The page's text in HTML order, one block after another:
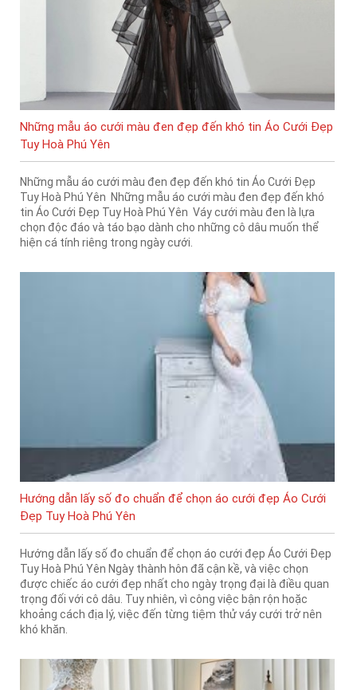
Những mẫu áo cưới màu đen đẹp đến khó tin Áo Cưới Đẹp
Tuy Hoà Phú Yên
Những mẫu áo cưới màu đen đẹp đến khó tin Áo Cưới Đẹp
Tuy Hoà Phú Yên Những mẫu áo cưới màu đen đẹp đến khó
tin Áo Cưới Đẹp Tuy Hoà Phú Yên Váy cưới màu đen là lựa
chọn độc đáo và táo bạo dành cho những cô dâu muốn thể
hiện cá tính riêng trong ngày cưới.
Hướng dẫn lấy số đo chuẩn để chọn áo cưới đẹp Áo Cưới
Đẹp Tuy Hoà Phú Yên
Hướng dẫn lấy số đo chuẩn để chọn áo cưới đẹp Áo Cưới Đẹp
Tuy Hoà Phú Yên Ngày thành hôn đã cận kề, và việc chọn
được chiếc áo cưới đẹp nhất cho ngày trọng đại là điều quan
trọng đối với cô dâu. Tuy nhiên, vì công việc bận rộn hoặc
khoảng cách địa lý, việc đến từng tiệm thử váy cưới trở nên
khó khăn.